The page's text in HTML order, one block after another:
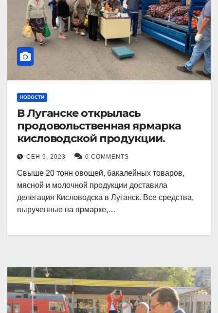
НОВОСТИ
В Луганске открылась
продовольственная ярмарка
кисловодской продукции.
СЕН 9, 2023 0 COMMENTS
Свыше 20 тонн овощей, бакалейных товаров,
мясной и молочной продукции доставила
делегация Кисловодска в Луганск. Все средства,
вырученные на ярмарке,…